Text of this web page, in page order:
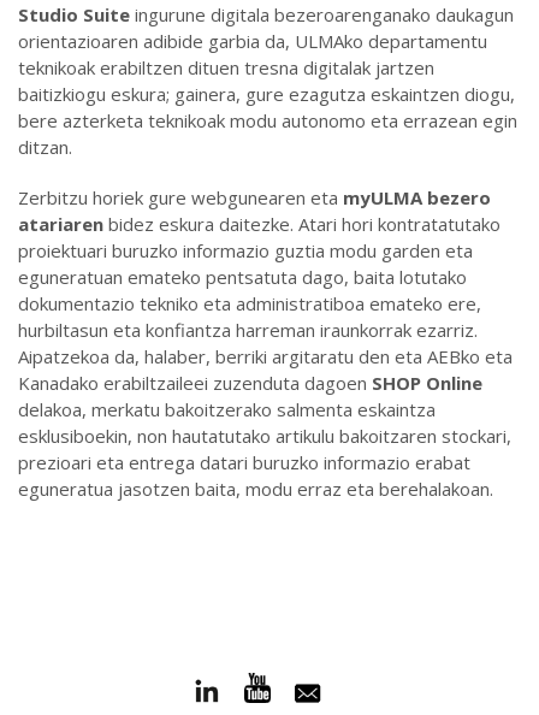
Studio Suite ingurune digitala bezeroarenganako daukagun
orientazioaren adibide garbia da, ULMAko departamentu
teknikoak erabiltzen dituen tresna digitalak jartzen
baitizkiogu eskura; gainera, gure ezagutza eskaintzen diogu,
bere azterketa teknikoak modu autonomo eta errazean egin
ditzan.
Zerbitzu horiek gure webgunearen eta myULMA bezero
atariaren bidez eskura daitezke. Atari hori kontratatutako
proiektuari buruzko informazio guztia modu garden eta
eguneratuan emateko pentsatuta dago, baita lotutako
dokumentazio tekniko eta administratiboa emateko ere,
hurbiltasun eta konfiantza harreman iraunkorrak ezarriz.
Aipatzekoa da, halaber, berriki argitaratu den eta AEBko eta
Kanadako erabiltzaileei zuzenduta dagoen SHOP Online
delakoa, merkatu bakoitzerako salmenta eskaintza
esklusiboekin, non hautatutako artikulu bakoitzaren stockari,
prezioari eta entrega datari buruzko informazio erabat
eguneratua jasotzen baita, modu erraz eta berehalakoan.